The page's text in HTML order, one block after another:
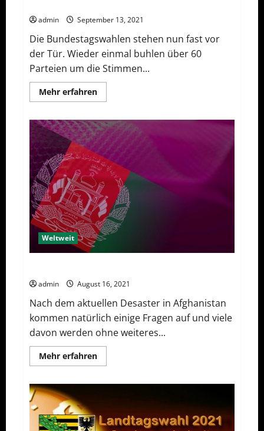
admin September 13, 2021
Die Bundestagswahlen stehen nun fast vor
der Tür. Wieder einmal buhlen über 60
Parteien um die Stimmen...
Mehr erfahrenMehr
Informationen
der
Qual
mit
der
Wahl
(die
Parteien)
Weltweit
admin August 16, 2021
Nach dem aktuellen Desaster in Afghanistan
kommen natürlich einige Fragen auf und viele
davon werden ohne weiteres...
Mehr erfahrenMehr
Informationen